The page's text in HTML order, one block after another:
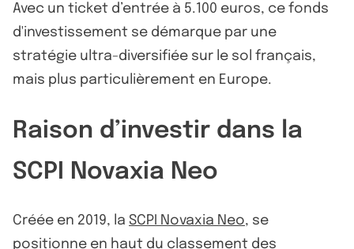
Avec un ticket d’entrée à 5.100 euros, ce fonds
d'investissement se démarque par une
stratégie ultra-diversifiée sur le sol français,
mais plus particulièrement en Europe.
Raison d’investir dans la
SCPI Novaxia Neo
Créée en 2019, la SCPI Novaxia Neo, se
positionne en haut du classement des